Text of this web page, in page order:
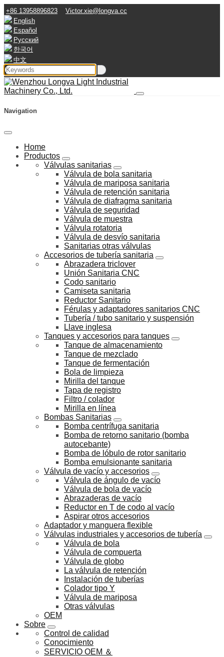
+86 13958896823
Victor.xie@longva.cc
English
Español
Русский
한국어
中文
Navigation
Home
Productos
Válvulas sanitarias
Válvula de bola sanitaria
Válvula de mariposa sanitaria
Válvula de retención sanitaria
Válvula de diafragma sanitaria
Válvula de seguridad
Válvula de muestra
Válvula rotatoria
Válvula de desvío sanitaria
Sanitarias otras válvulas
Accesorios de tubería sanitaria
Abrazadera triclover
Unión Sanitaria CNC
Codo sanitario
Camiseta sanitaria
Reductor Sanitario
Férulas y adaptadores sanitarios CNC
Tubería / tubo sanitario y suspensión
Llave inglesa
Tanques y accesorios para tanques
Tanque de almacenamiento
Tanque de mezclado
Tanque de fermentación
Bola de limpieza
Mirilla del tanque
Tapa de registro
Filtro / colador
Mirilla en línea
Bombas Sanitarias
Bomba centrífuga sanitaria
Bomba de retorno sanitario (bomba
autocebante)
Bomba de lóbulo de rotor sanitario
Bomba emulsionante sanitaria
Válvula de vacío y accesorios
Válvula de ángulo de vacío
Válvula de bola de vacío
Abrazaderas de vacío
Reductor en T de codo al vacío
Aspirar otros accesorios
Adaptador y manguera flexible
Válvulas industriales y accesorios de tubería
Válvula de bola
Válvula de compuerta
Válvula de globo
La válvula de retención
Instalación de tuberías
Colador tipo Y
Válvula de mariposa
Otras válvulas
OEM
Sobre
Control de calidad
Conocimiento
SERVICIO OEM ＆